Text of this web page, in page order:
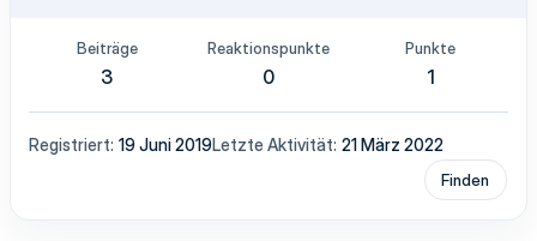
Beiträge
3
Reaktionspunkte
0
Punkte
1
Registriert 19 Juni 2019Letzte Aktivität 21 März 2022
Finden